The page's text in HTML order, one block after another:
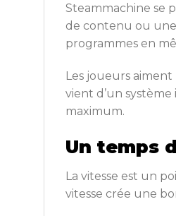
Steammachine se
de contenu ou une
programmes en
Les joueurs
vient d’un
maximum.
Un temps
La vitesse est un
vitesse crée une